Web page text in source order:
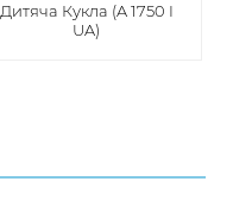
Дитяча Кукла (A 1750 I
UA)